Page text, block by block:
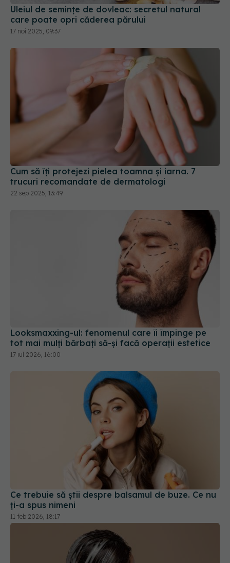
Uleiul de semințe de dovleac: secretul natural
care poate opri căderea părului
17 noi 2025, 09:37
Cum să îți protejezi pielea toamna și iarna. 7
trucuri recomandate de dermatologi
22 sep 2025, 13:49
Looksmaxxing-ul: fenomenul care îi împinge pe
tot mai mulți bărbați să-și facă operații estetice
17 iul 2026, 16:00
Ce trebuie să știi despre balsamul de buze. Ce nu
ți-a spus nimeni
11 feb 2026, 18:17